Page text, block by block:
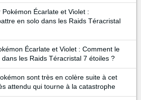
Écarlate et Violet :
en solo dans les Raids Téracristal
Écarlate et Violet : Comment le
les Raids Téracristal 7 étoiles ?
sont très en colère suite à cet
attendu qui tourne à la catastrophe